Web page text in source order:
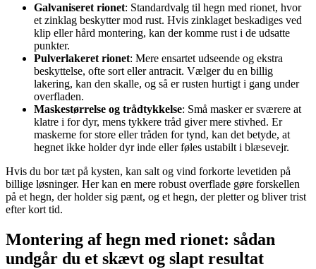
Galvaniseret rionet: Standardvalg til hegn med rionet, hvor
et zinklag beskytter mod rust. Hvis zinklaget beskadiges ved
klip eller hård montering, kan der komme rust i de udsatte
punkter.
Pulverlakeret rionet: Mere ensartet udseende og ekstra
beskyttelse, ofte sort eller antracit. Vælger du en billig
lakering, kan den skalle, og så er rusten hurtigt i gang under
overfladen.
Maskestørrelse og trådtykkelse: Små masker er sværere at
klatre i for dyr, mens tykkere tråd giver mere stivhed. Er
maskerne for store eller tråden for tynd, kan det betyde, at
hegnet ikke holder dyr inde eller føles ustabilt i blæsevejr.
Hvis du bor tæt på kysten, kan salt og vind forkorte levetiden på
billige løsninger. Her kan en mere robust overflade gøre forskellen
på et hegn, der holder sig pænt, og et hegn, der pletter og bliver trist
efter kort tid.
Montering af hegn med rionet: sådan
undgår du et skævt og slapt resultat